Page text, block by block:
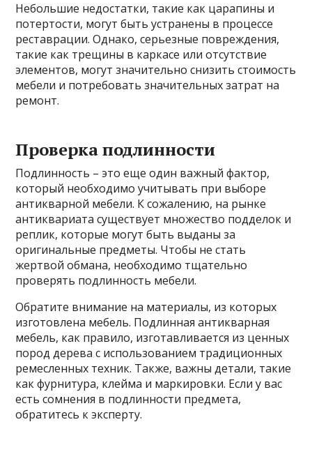
Небольшие недостатки, такие как царапины и
потертости, могут быть устранены в процессе
реставрации. Однако, серьезные повреждения,
такие как трещины в каркасе или отсутствие
элементов, могут значительно снизить стоимость
мебели и потребовать значительных затрат на
ремонт.
Проверка подлинности
Подлинность – это еще один важный фактор,
который необходимо учитывать при выборе
антикварной мебели. К сожалению, на рынке
антиквариата существует множество подделок и
реплик, которые могут быть выданы за
оригинальные предметы. Чтобы не стать
жертвой обмана, необходимо тщательно
проверять подлинность мебели.
Обратите внимание на материалы, из которых
изготовлена мебель. Подлинная антикварная
мебель, как правило, изготавливается из ценных
пород дерева с использованием традиционных
ремесленных техник. Также, важны детали, такие
как фурнитура, клейма и маркировки. Если у вас
есть сомнения в подлинности предмета,
обратитесь к эксперту.